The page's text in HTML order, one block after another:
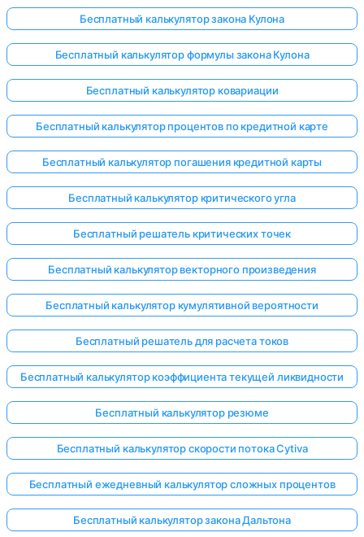
Бесплатный калькулятор закона Кулона
Бесплатный калькулятор формулы закона Кулона
Бесплатный калькулятор ковариации
Бесплатный калькулятор процентов по кредитной карте
Бесплатный калькулятор погашения кредитной карты
Бесплатный калькулятор критического угла
Бесплатный решатель критических точек
Бесплатный калькулятор векторного произведения
Бесплатный калькулятор кумулятивной вероятности
Бесплатный решатель для расчета токов
Бесплатный калькулятор коэффициента текущей ликвидности
Бесплатный калькулятор резюме
Бесплатный калькулятор скорости потока Cytiva
Бесплатный ежедневный калькулятор сложных процентов
Бесплатный калькулятор закона Дальтона